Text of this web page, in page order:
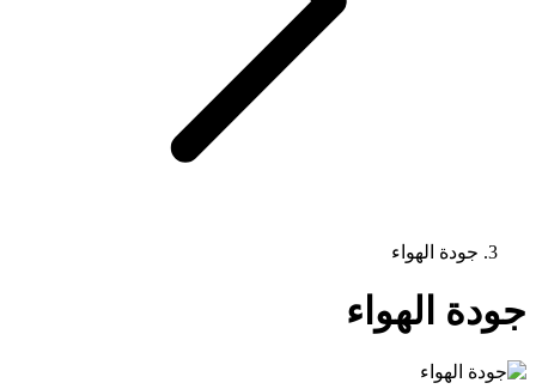
جودة الهواء
جودة الهواء